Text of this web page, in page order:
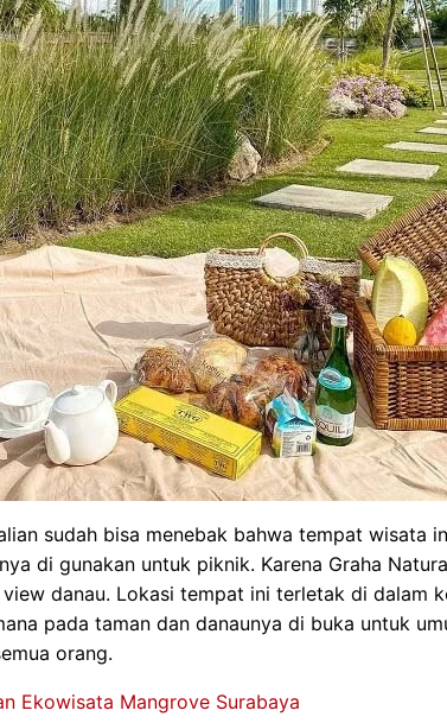
sudah bisa menebak bahwa tempat wisata
di gunakan untuk piknik. Karena Graha
danau. Lokasi tempat ini terletak di dalam
pada taman dan danaunya di buka untuk
orang.
Ekowisata Mangrove Surabaya